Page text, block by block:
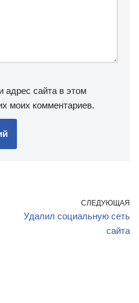
адрес сайта в этом
моих комментариев.
СЛЕДУЮЩАЯ
Удалил социальную сеть
сайта